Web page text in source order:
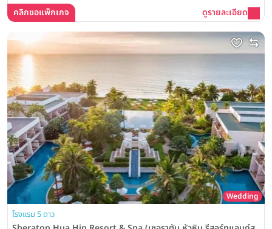
คลิกขอแพ็กเกจ ดูรายละเอียด
Wedding
โรงแรม 5 ดาว